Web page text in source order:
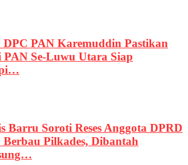
DPC PAN Karemuddin Pastikan
PAN Se-Luwu Utara Siap
Barru Soroti Reses Anggota DPRD
Pilkades, Dibantah